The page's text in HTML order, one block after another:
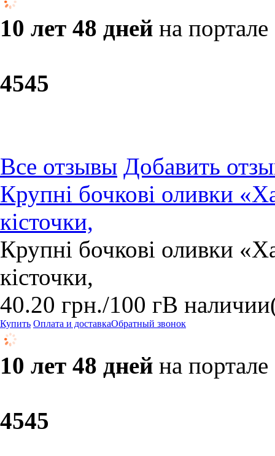
10 лет 48 дней на портале
4545
Все отзывы Добавить
Крупні бочкові оливки
кісточки,
Крупні бочкові оливки
кісточки,
40.20 грн./100 гВ наличии
Купить Оплата и доставкаОбратный звонок
10 лет 48 дней на портале
4545